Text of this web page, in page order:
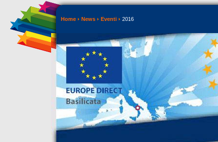
Home News Eventi 2016